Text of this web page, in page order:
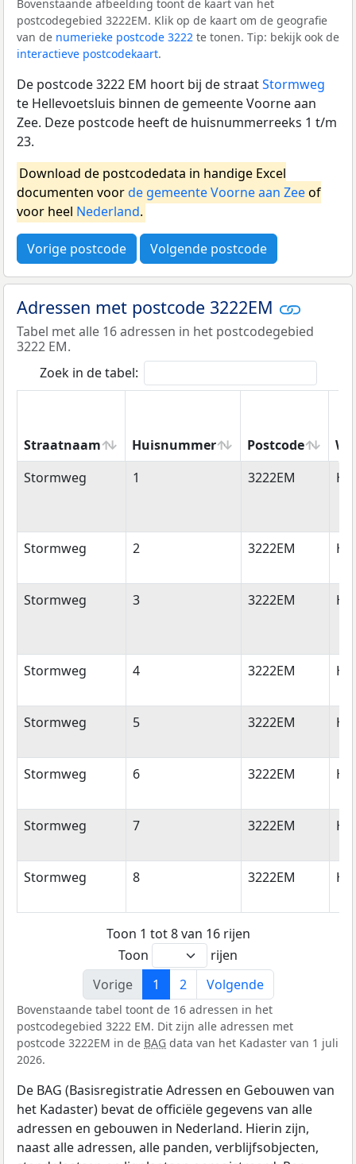
Bovenstaande afbeelding toont de kaart van het
postcodegebied 3222EM. Klik op de kaart om de geografie
van de numerieke postcode 3222 te tonen. Tip: bekijk ook de
interactieve postcodekaart.
De postcode 3222 EM hoort bij de straatStormweg
te Hellevoetsluis binnen de gemeente Voorne aan
Zee. Deze postcode heeft de huisnummerreeks 1 t/m
23.
Download de postcodedata in handige Excel
documenten voorde gemeente Voorne aan Zeeof
voor heel Nederland.
Vorige postcode Volgende postcode
Adressen met postcode 3222EM
Tabel met alle 16 adressen in het postcodegebied
3222 EM.
Zoek in de tabel:
Straatnaam Huisnummer Postcode
Straatnaam
Huisnummer Postcode
Stormweg 1 3222EM
Stormweg 2 3222EM
Stormweg 3 3222EM
Stormweg 4 3222EM
Stormweg 5 3222EM
Stormweg 6 3222EM
Stormweg 7 3222EM
Stormweg 8 3222EM
Toon 1 tot 8 van 16 rijen
Toon
rijen
Vorige
1 2 Volgende
Bovenstaande tabel toont de 16 adressen in het
postcodegebied 3222 EM. Dit zijn alle adressen met
postcode 3222EM in de BAG data van het Kadaster van 1 juli
2026.
De BAG (Basisregistratie Adressen en Gebouwen van
het Kadaster) bevat de officiële gegevens van alle
adressen en gebouwen in Nederland. Hierin zijn,
naast alle adressen, alle panden, verblijfsobjecten,